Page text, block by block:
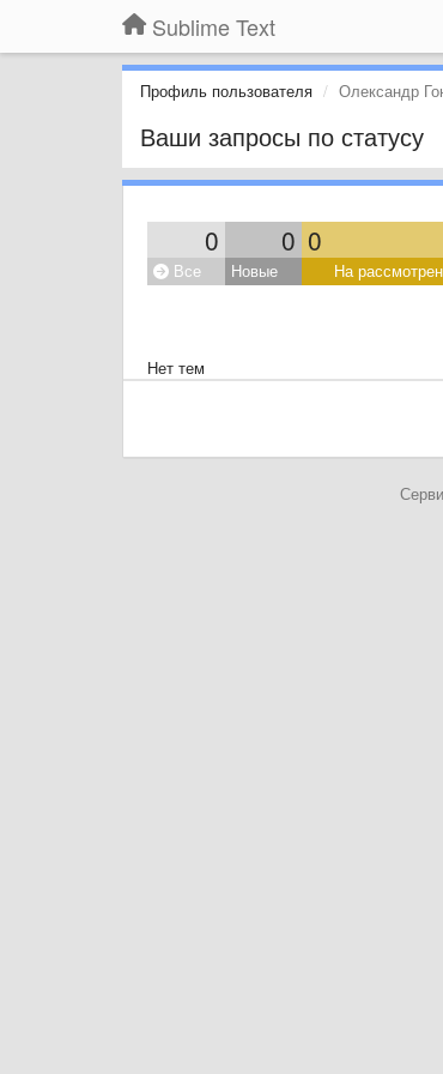
Sublime Text
Профиль пользователя Олександр
Ваши запросы по статусу
0 0 0
Все Новые На
Нет тем